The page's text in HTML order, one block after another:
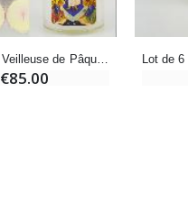
48 Bougies Veilleuse de Pâques - Christ est Ressuscité
€85.00